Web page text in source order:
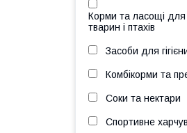
Корми та ласощі
тварин і птахів
Засоби для
Комбікорми та
Соки та нектари
Спортивне